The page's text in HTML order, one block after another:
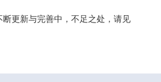
更新与完善中，不足之处，请见